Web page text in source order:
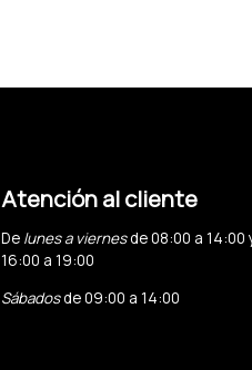
Atención al cliente
Delunes a viernesde 08:00 a 14:00
16:00 a 19:00
Sábadosde 09:00 a 14:00